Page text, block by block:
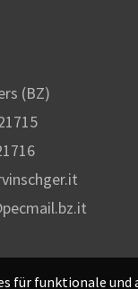
(BZ)
für funktionale und